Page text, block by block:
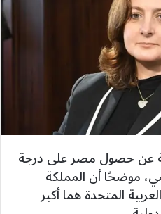
عن حصول مصر على درجة
موضحًا أن المملكة
المتحدة هما أكبر